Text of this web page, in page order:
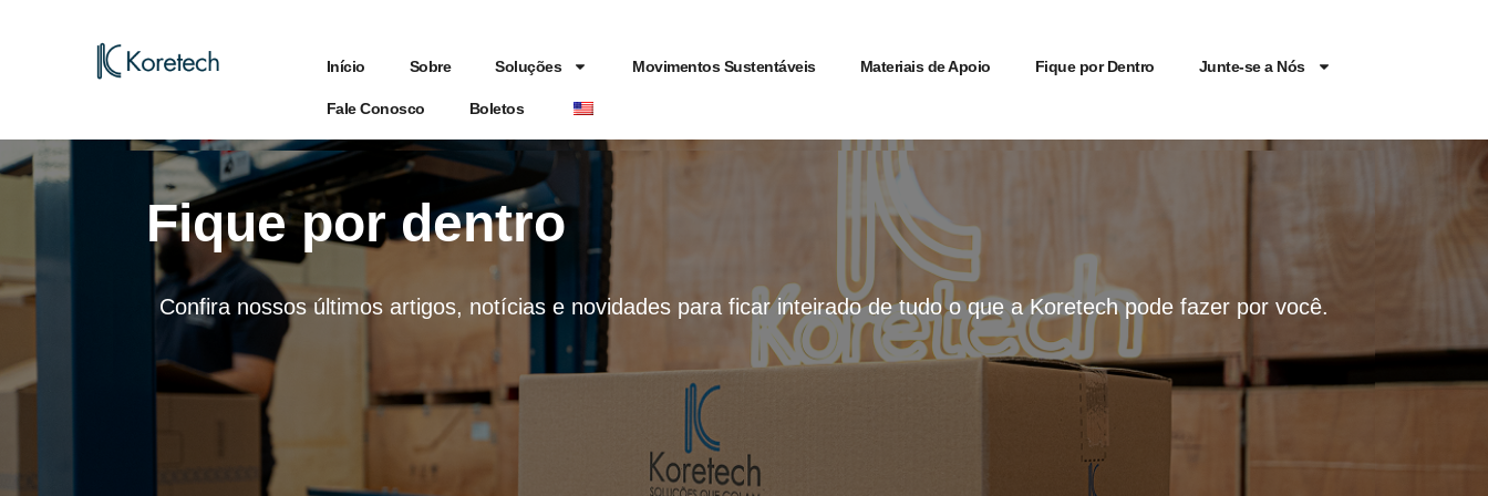
Início Sobre Soluções Movimentos Sustentáveis Materiais de Apoio Fique por Dentro Junte-se a Nós
Fale Conosco Boletos
Fique por dentro
Confira nossos últimos artigos, notícias e novidades para ficar inteirado de tudo o que a Koretech pode fazer por você.